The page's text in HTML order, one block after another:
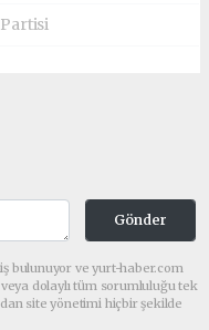
Gönder
bulunuyor ve yurt-haber.com
dolaylı tüm sorumluluğu tek
site yönetimi hiçbir şekilde